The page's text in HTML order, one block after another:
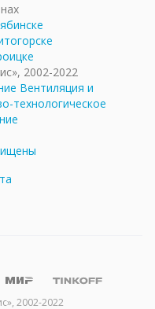
2002-2022
Вентиляция и
технологическое
2002-2022